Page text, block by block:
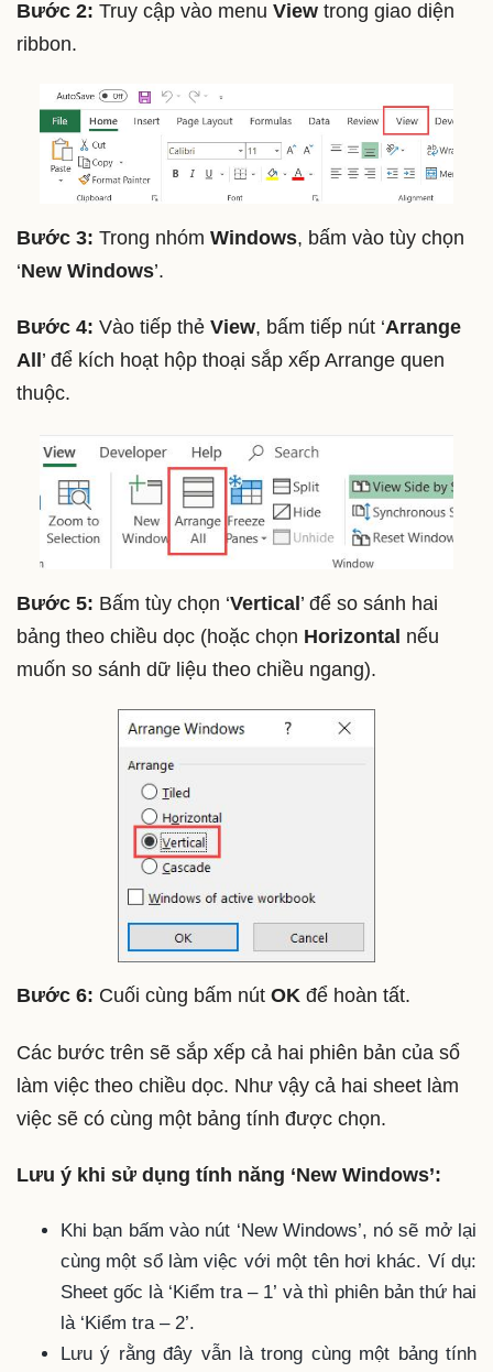
Bước 2: Truy cập vào menu View trong giao diện
ribbon.
Bước 3: Trong nhóm Windows, bấm vào tùy chọn
‘New Windows’.
Bước 4: Vào tiếp thẻ View, bấm tiếp nút ‘Arrange
All ’ để kích hoạt hộp thoại sắp xếp Arrange quen
thuộc.
Bước 5: Bấm tùy chọn ‘Vertical’ để so sánh hai
bảng theo chiều dọc (hoặc chọn Horizontal nếu
muốn so sánh dữ liệu theo chiều ngang).
Bước 6: Cuối cùng bấm nút OK để hoàn tất.
Các bước trên sẽ sắp xếp cả hai phiên bản của sổ
làm việc theo chiều dọc. Như vậy cả hai sheet làm
việc sẽ có cùng một bảng tính được chọn.
Lưu ý khi sử dụng tính năng ‘New Windows’:
Khi bạn bấm vào nút ‘New Windows’, nó sẽ mở lại
cùng một sổ làm việc với một tên hơi khác. Ví dụ:
Sheet gốc là ‘Kiểm tra – 1’ và thì phiên bản thứ hai
là ‘Kiểm tra – 2’.
Lưu ý rằng đây vẫn là trong cùng một bảng tính